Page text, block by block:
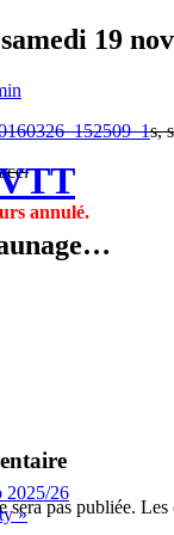
2025/26
»
19
s,
annulé.
sera pas publiée. Les